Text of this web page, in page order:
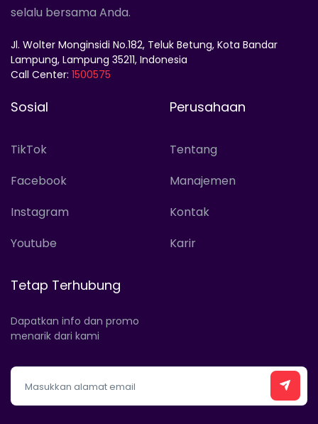
selalu bersama Anda.
Jl. Wolter Monginsidi No.182, Teluk Betung, Kota Bandar
Lampung, Lampung 35211, Indonesia
Call Center: 1500575
Sosial
TikTok
Facebook
Instagram
Youtube
Perusahaan
Tentang
Manajemen
Kontak
Karir
Tetap Terhubung
Dapatkan info dan promo
menarik dari kami